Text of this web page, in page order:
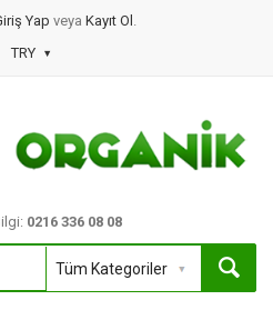
Yap veya Kayıt Ol .
TRY
0216 336 08 08